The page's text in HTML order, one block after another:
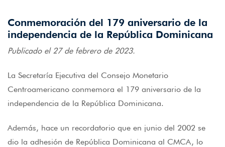
Conmemoración del 179 aniversario de la
independencia de la República Dominicana
Publicado el 27 de febrero de 2023.
La Secretaría Ejecutiva del Consejo Monetario
Centroamericano conmemora el 179 aniversario de la
independencia de la República Dominicana.
Además, hace un recordatorio que en junio del 2002 se
dio la adhesión de República Dominicana al CMCA, lo